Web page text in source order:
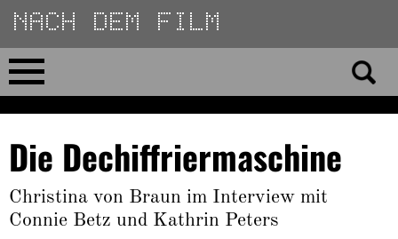
Direkt
zum
Inhalt
Home
No 23
No 01–22
Die Dechiffriermaschine
Christina von Braun im Interview mit
Connie Betz und Kathrin Peters